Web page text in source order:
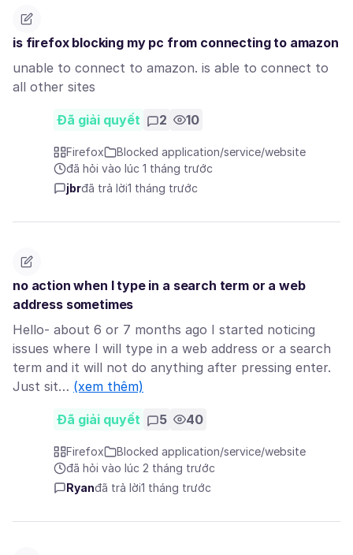
is firefox blocking my pc from connecting to amazon
unable to connect to amazon. is able to connect to
all other sites
Đã giải quyết 2 10
Firefox
Blocked application/service/website
đã hỏi vào lúc 1 tháng trước
jbrđã trả lời1 tháng trước
no action when I type in a search term or a web
address sometimes
Hello- about 6 or 7 months ago I started noticing
issues where I will type in a web address or a search
term and it will not do anything after pressing enter.
Just sit… (xem thêm)
Đã giải quyết 5 40
Firefox
Blocked application/service/website
đã hỏi vào lúc 2 tháng trước
Ryanđã trả lời1 tháng trước